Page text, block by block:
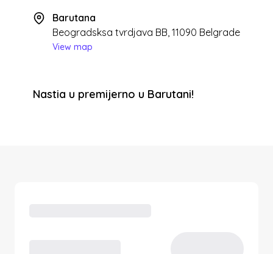
Barutana
Beogradsksa tvrdjava BB, 11090 Belgrade
View map
Nastia u premijerno u Barutani!